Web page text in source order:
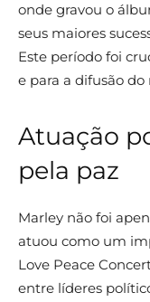
onde gravou o
seus maiores
Este período foi
e para a difusão do
Atuação
pela paz
Marley não foi
atuou como um
Love Peace
entre líderes